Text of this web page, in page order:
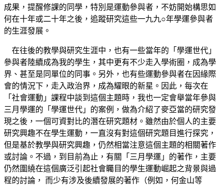
成果，提醒修課的同學，特別是運動參與者，不妨開始構思如
何在十年或二十年之後，追蹤研究這些一九九○年學運參與者
的生涯發展。
在往後的教學與研究生涯中，也有一些當年的「學運世代」
參與者陸續成為我的學生，其中更有不少走入學術圈，成為學
界、甚至是同單位的同事。另外，也有些運動參與者在因緣際
會的情況下，走入政治界，成為耀眼的新星。因此，每次在
「社會運動」課程中談到這個主題時，我也一定會舉當年參與
三月學運的「學運世代」的案例，做為介紹了麥亞當的研究發
現之後，一個可資對比的潛在研究題材。雖然由於個人的主要
研究興趣不在學生運動，一直沒有對這個研究題目進行探究，
但是基於教學與研究興趣，仍然相當注意這個主題的相關著作
或討論。不過，到目前為止，有關「三月學運」的著作，主要
仍然圍繞在這個廣泛引起社會矚目的學生運動崛起之背景與過
程的討論， 而少有涉及後續發展的著作（例如，何金山等